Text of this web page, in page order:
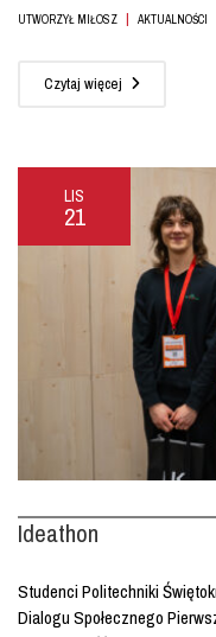
UTWORZYŁ MIŁOSZ | AKTUALNOŚCI
Czytaj więcej
LIS
21
Ideathon
Studenci Politechniki
Dialogu Społecznego